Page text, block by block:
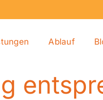
Ablauf